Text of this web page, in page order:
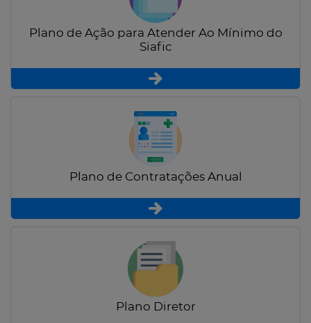
Plano de Ação para Atender Ao Mínimo do
Siafic
Plano de Contratações Anual
Plano Diretor